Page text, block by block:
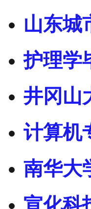
山东城
护理学
井冈山
计算机
南华大
宣化科